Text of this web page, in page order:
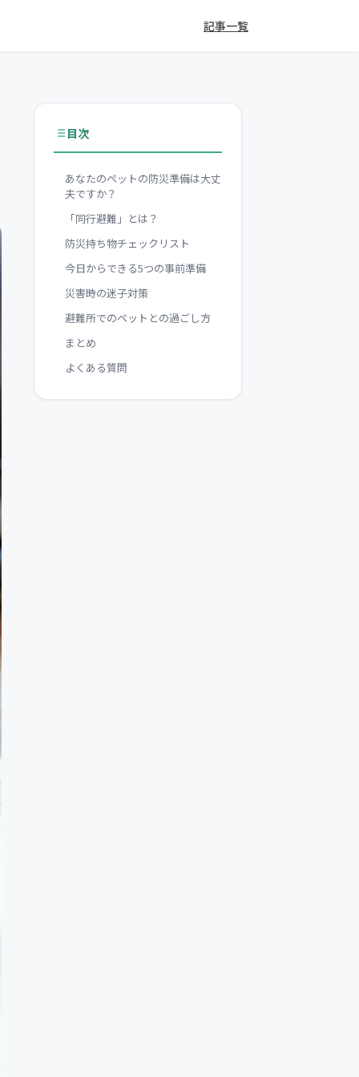
記事一覧
目次
あなたのペットの防災準備は大丈
夫ですか？
「同行避難」とは？
防災持ち物チェックリスト
今日からできる5つの事前準備
災害時の迷子対策
避難所でのペットとの過ごし方
まとめ
よくある質問